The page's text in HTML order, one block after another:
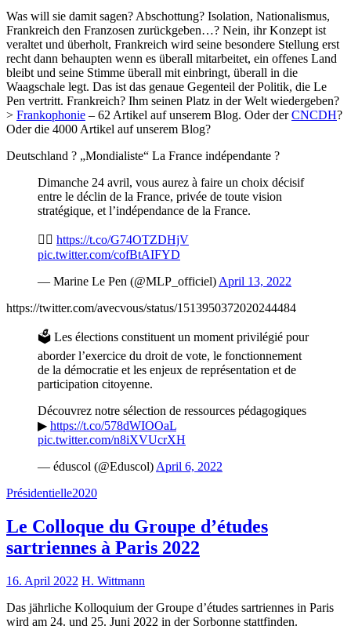
Was will sie damit sagen? Abschottung? Isolation, Nationalismus,
Frankreich den Franzosen zurückgeben…? Nein, ihr Konzept ist
veraltet und überholt, Frankreich wird seine besondere Stellung erst
recht dann behaupten wenn es überall mitarbeitet, ein offenes Land
bleibt und seine Stimme überall mit einbringt, überall in die
Waagschale legt. Das ist das genaue Gegenteil der Politik, die Le
Pen vertritt. Frankreich? Ihm seinen Platz in der Welt wiedergeben?
> Frankophonie – 62 Artikel auf unserem Blog. Oder derCNCDH?
Oder die 4000 Artikel auf unserem Blog?
Deutschland ? „Mondialiste“ La France indépendante ?
Dimanche 24 avril, vous aurez à faire un choix décisif
entre le déclin de la France, privée de toute vision
stratégique, et l’indépendance de la France.
👉🏻 https://t.co/G74OTZDHjV
pic.twitter.com/cofBtAIFYD
— Marine Le Pen (@MLP_officiel) April 13, 2022
https://twitter.com/avecvous/status/1513950372020244484
🗳 Les élections constituent un moment privilégié pour
aborder l’exercice du droit de vote, le fonctionnement
de la démocratie et les enjeux de représentation et de
participation citoyenne.
Découvrez notre sélection de ressources pédagogiques
▶ https://t.co/578dWIOOaL
pic.twitter.com/n8iXVUcrXH
— éduscol (@Eduscol) April 6, 2022
Présidentielle2020
Le Colloque du Groupe d’études
sartriennes à Paris 2022
16. April 2022 H. Wittmann
Das jährliche Kolloquium der Groupe d’études sartriennes in Paris
wird am 24. und 25. Juni 2022 in der Sorbonne stattfinden.